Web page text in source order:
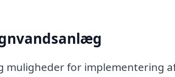
muligheder for implementering